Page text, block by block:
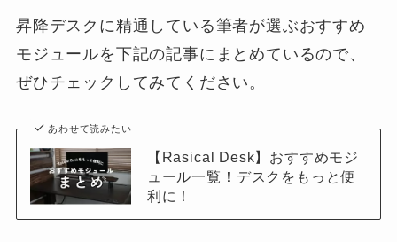
昇降デスクに精通している筆者が選ぶおすすめ
モジュールを下記の記事にまとめているので、
ぜひチェックしてみてください。
あわせて読みたい
【Rasical Desk】おすすめモジ
ュール一覧！デスクをもっと便
利に！